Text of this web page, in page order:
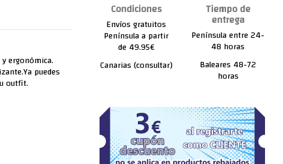
ergonómica.
puedes
outfit.
Condiciones
Envíos gratuitos
Península a partir
de 49.95€
Canarias (consultar)
Tiempo de
entrega
Península entre 24-
48 horas
Baleares 48-72
horas